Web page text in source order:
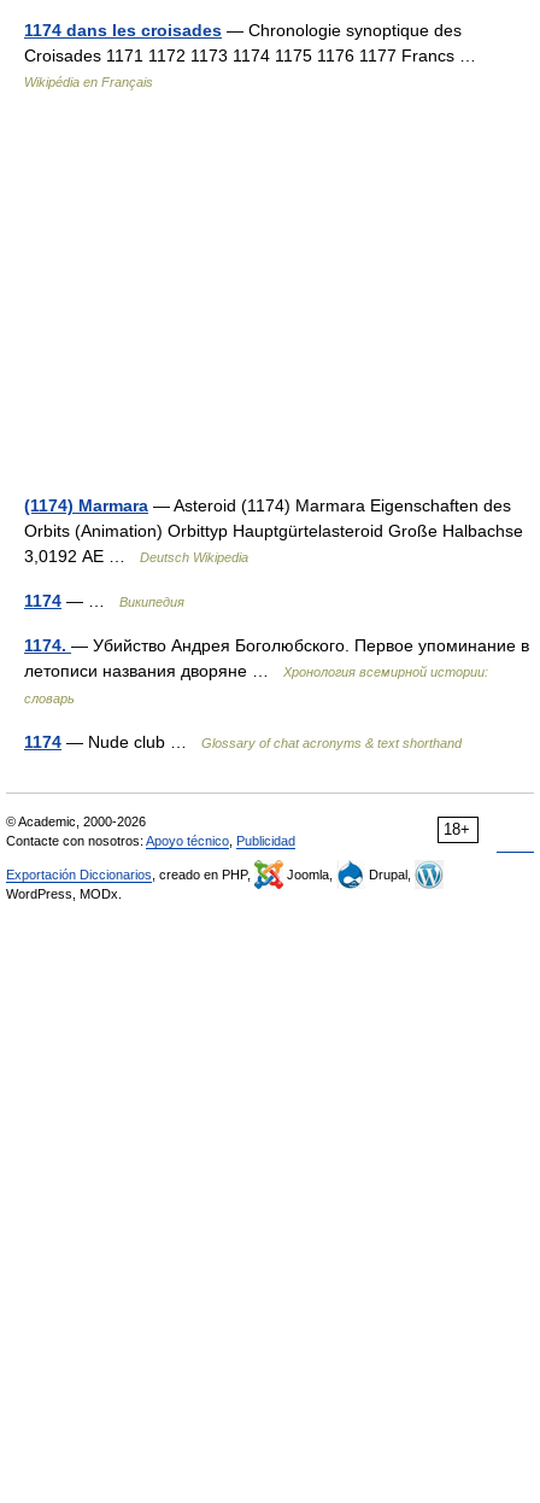
1174 dans les croisades — Chronologie synoptique des
Croisades 1171 1172 1173 1174 1175 1176 1177 Francs …
Wikipédia en Français
(1174) Marmara — Asteroid (1174) Marmara Eigenschaften des
Orbits (Animation) Orbittyp Hauptgürtelasteroid Große Halbachse
3,0192 AE …
Deutsch Wikipedia
1174 — … Википедия
1174. — Убийство Андрея Боголюбского. Первое упоминание в
летописи названия дворяне …
Хронология всемирной истории:
словарь
1174 — Nude club … Glossary of chat acronyms & text shorthand
18+
© Academic, 2000-2026
Contacte con nosotros: Apoyo técnico Publicidad
Exportación Diccionarios , creado en PHP, Joomla,
Drupal,
WordPress, MODx.